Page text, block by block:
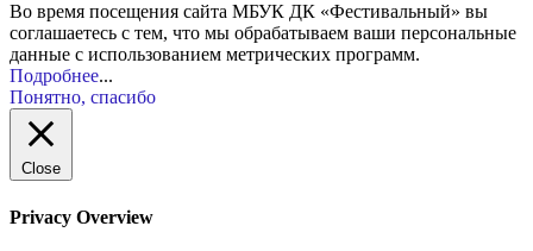
Во время посещения сайта МБУК ДК «Фестивальный» вы
соглашаетесь с тем, что мы обрабатываем ваши персональные
данные с использованием метрических программ.
Подробнее...
Понятно, спасибо
Close
Privacy Overview